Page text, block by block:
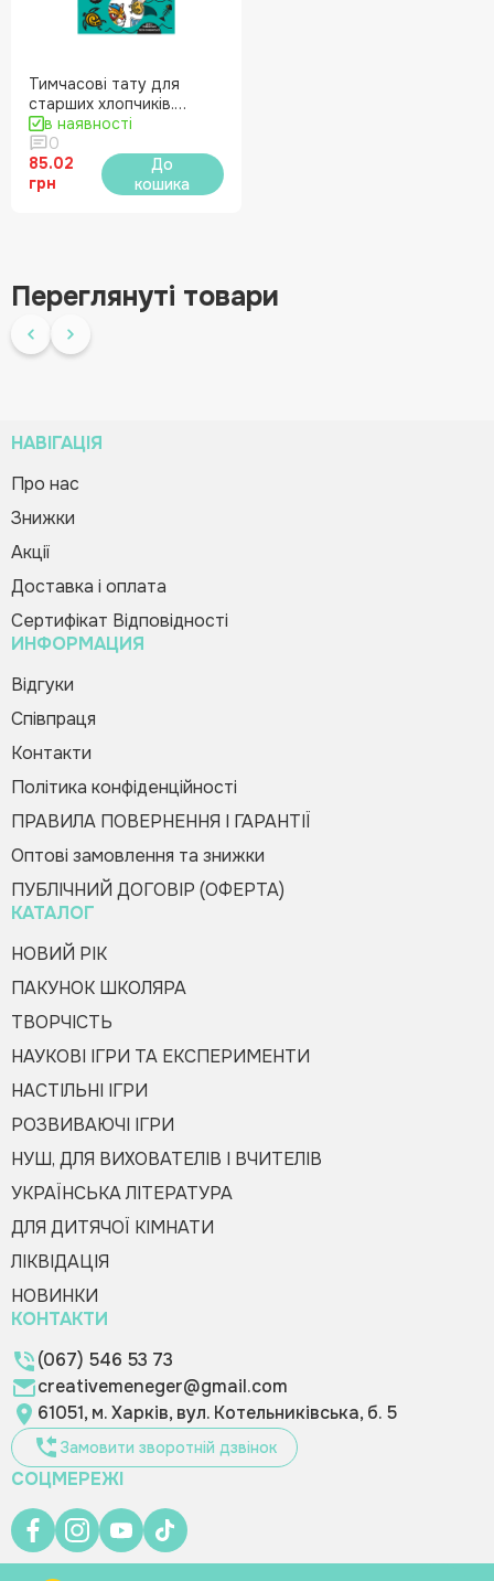
Тимчасові тату для
старших хлопчиків.
Tattoos. Акула
в наявності
0
85.02
грн
До
кошика
Переглянуті товари
Оформити замовлення
НАВІГАЦІЯ
Про нас
Знижки
Акції
Доставка і оплата
Сертифікат Відповідності
ИНФОРМАЦИЯ
Відгуки
Співпраця
Контакти
Політика конфіденційності
ПРАВИЛА ПОВЕРНЕННЯ І ГАРАНТІЇ
Оптові замовлення та знижки
ПУБЛІЧНИЙ ДОГОВІР (ОФЕРТА)
КАТАЛОГ
НОВИЙ РІК
ПАКУНОК ШКОЛЯРА
ТВОРЧІСТЬ
НАУКОВІ ІГРИ ТА ЕКСПЕРИМЕНТИ
НАСТІЛЬНІ ІГРИ
РОЗВИВАЮЧІ ІГРИ
НУШ, ДЛЯ ВИХОВАТЕЛІВ І ВЧИТЕЛІВ
УКРАЇНСЬКА ЛІТЕРАТУРА
ДЛЯ ДИТЯЧОЇ КІМНАТИ
ЛІКВІДАЦІЯ
НОВИНКИ
КОНТАКТИ
(067) 546 53 73
creativemeneger@gmail.com
61051, м. Харків, вул. Котельниківська, б. 5
Замовити зворотній дзвінок
СОЦМЕРЕЖІ